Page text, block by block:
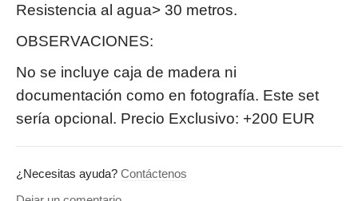
Resistencia al agua> 30 metros.
OBSERVACIONES:
No se incluye caja de madera ni
documentación como en fotografía. Este set
sería opcional. Precio Exclusivo: +200 EUR
¿Necesitas ayuda? Contáctenos